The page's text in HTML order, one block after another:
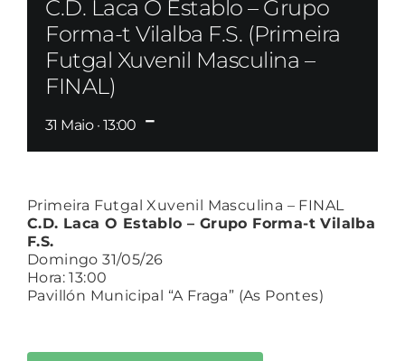
C.D. Laca O Establo – Grupo
Forma-t Vilalba F.S. (Primeira
Futgal Xuvenil Masculina –
FINAL)
31 Maio · 13:00 -
Primeira Futgal Xuvenil Masculina – FINAL
C.D. Laca O Establo – Grupo Forma-t Vilalba
F.S.
Domingo 31/05/26
Hora: 13:00
Pavillón Municipal “A Fraga” (As Pontes)